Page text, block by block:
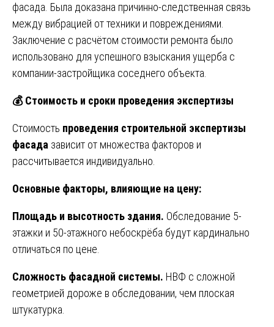
фасада. Была доказана причинно-следственная связь
между вибрацией от техники и повреждениями.
Заключение с расчётом стоимости ремонта было
использовано для успешного взыскания ущерба с
компании-застройщика соседнего объекта.
💰Стоимость и сроки проведения экспертизы
Стоимость проведения строительной экспертизы
фасада зависит от множества факторов и
рассчитывается индивидуально.
Основные факторы, влияющие на цену:
Площадь и высотность здания. Обследование 5-
этажки и 50-этажного небоскрёба будут кардинально
отличаться по цене.
Сложность фасадной системы. НВФ с сложной
геометрией дороже в обследовании, чем плоская
штукатурка.